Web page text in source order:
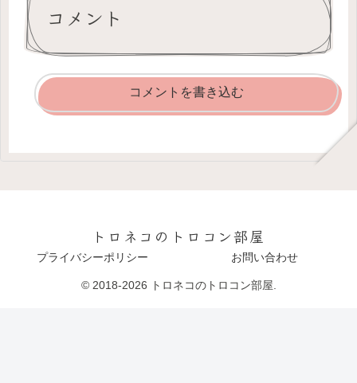
コメント
コメントを書き込む
トロネコのトロコン部屋
プライバシーポリシー お問い合わせ
© 2018-2026 トロネコのトロコン部屋.